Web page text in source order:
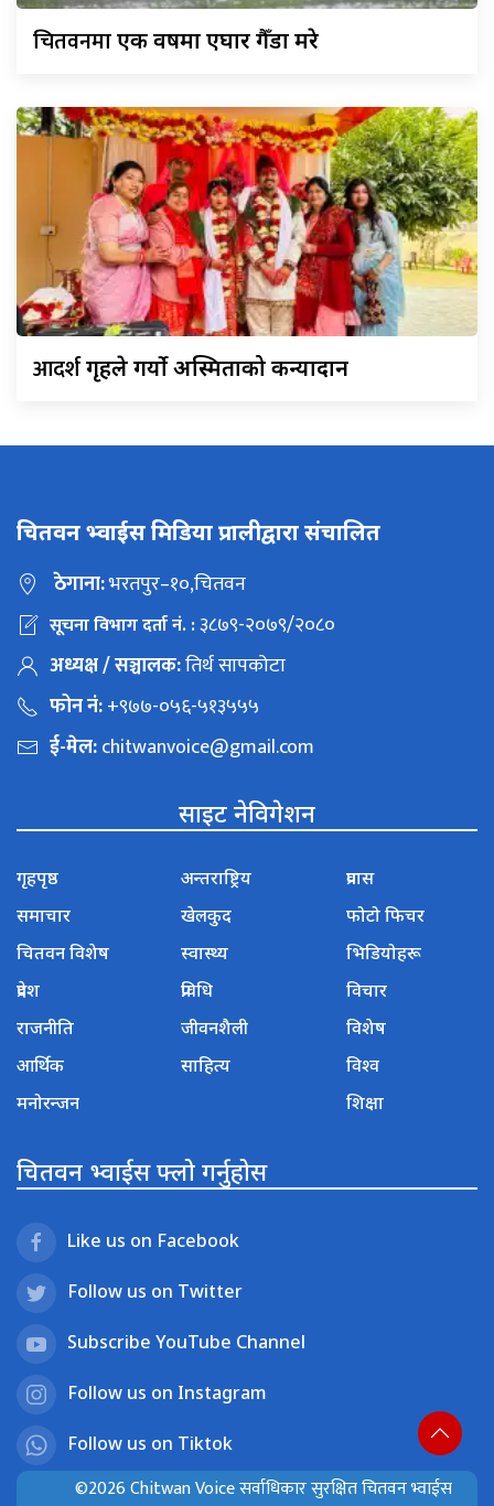
चितवनमाएक वर्षमा एघार गैँडा मरे
आदर्शगृहले गर्यो अस्मिताको कन्यादान
चितवन भ्वाईस मिडिया प्रालीद्वारा संचालित
ठेगाना:भरतपुर–१०,चितवन
सूचना विभाग दर्ता नं. :३८७९-२०७९/२०८०
अध्यक्ष / सञ्चालक:तिर्थ सापकोटा
फोन नं:+९७७-०५६-५१३५५५
ई-मेल:chitwanvoice@gmail.com
साइट नेविगेशन
गृहपृष्ठ
समाचार
चितवन विशेष
प्रदेश
राजनीति
आर्थिक
मनोरन्जन
अन्तराष्ट्रिय
खेलकुद
स्वास्थ्य
प्रविधि
जीवनशैली
साहित्य
प्रवास
फोटो फिचर
भिडियोहरू
विचार
विशेष
विश्व
शिक्षा
चितवन भ्वाईस फ्लो गर्नुहोस
Like us on Facebook
Follow us on Twitter
Subscribe YouTube Channel
Follow us on Instagram
Follow us on Tiktok
©2026 Chitwan Voice सर्वाधिकार सुरक्षित चितवन भ्वाईस